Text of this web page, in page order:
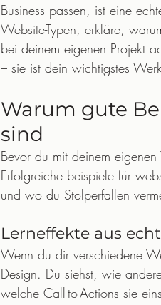
Business passen, ist eine
Website-Typen, erkläre,
bei deinem eigenen Projekt
– sie ist dein wichtigstes
Warum gute
sind
Bevor du mit deinem
Erfolgreiche beispiele für
und wo du Stolperfallen
Lerneffekte aus
Wenn du dir verschiedene
Design. Du siehst, wie
welche Call-to-Actions sie